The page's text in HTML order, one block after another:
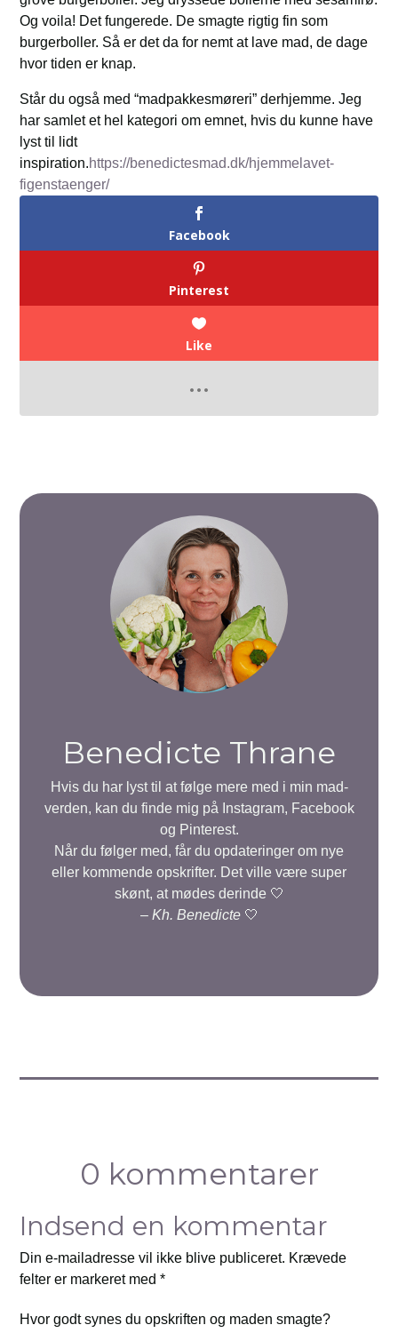
Og voila! Det fungerede. De smagte rigtig fin som
burgerboller. Så er det da for nemt at lave mad, de dage
hvor tiden er knap.
Står du også med “madpakkesmøreri” derhjemme. Jeg
har samlet et hel kategori om emnet, hvis du kunne have
lyst til lidt
inspiration.https://benedictesmad.dk/hjemmelavet-
figenstaenger/
Facebook
Pinterest
Like
Benedicte Thrane
Hvis du har lyst til at følge mere med i min mad-
verden, kan du finde mig på Instagram, Facebook
og Pinterest.
Når du følger med, får du opdateringer om nye
eller kommende opskrifter. Det ville være super
skønt, at mødes derinde 🤍
– Kh. Benedicte🤍
0 kommentarer
Indsend en kommentar
Din e-mailadresse vil ikke blive publiceret. Krævede
felter er markeret med*
Hvor godt synes du opskriften og maden smagte?